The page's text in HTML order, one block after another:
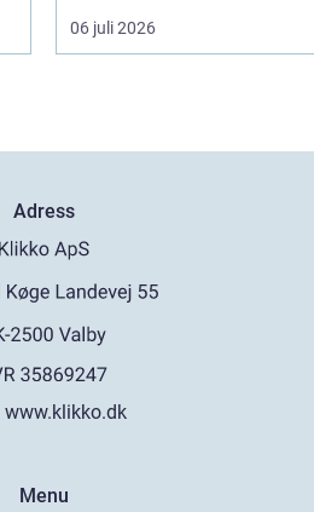
06 juli 2026
Adress
www.klikko.dk
Menu